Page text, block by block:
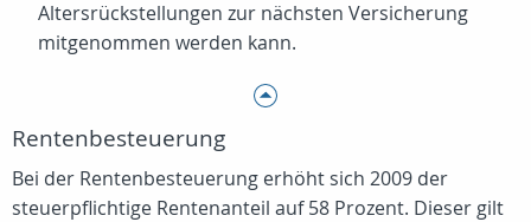
Altersrückstellungen zur nächsten Versicherung
mitgenommen werden kann.
Rentenbesteuerung
Bei der Rentenbesteuerung erhöht sich 2009 der
steuerpflichtige Rentenanteil auf 58 Prozent. Dieser gilt